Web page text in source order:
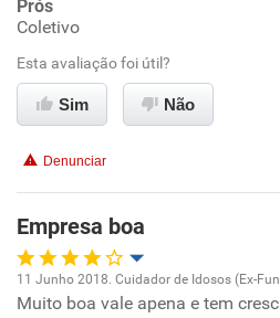
Ambiente de trabalho
Conciliação com a vida familiar
Prós
Coletivo
Esta avaliação foi útil?
Sim Não
Denunciar
Empresa boa
Oportunidade de promoção
11 Junho 2018. Cuidador de Idosos (Ex-
Muito boa vale apena e tem